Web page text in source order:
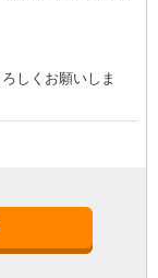
しくお願いしま